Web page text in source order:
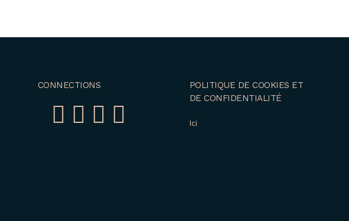
CONNECTIONS
POLITIQUE DE COOKIES ET
DE CONFIDENTIALITÉ
Ici